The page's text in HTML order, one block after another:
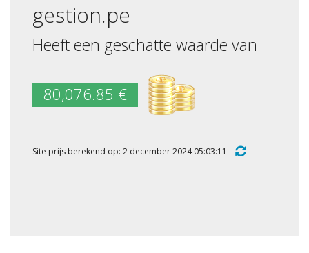
gestion.pe
Heeft een geschatte waarde van
80,076.85 €
Site prijs berekend op: 2 december 2024 05:03:11